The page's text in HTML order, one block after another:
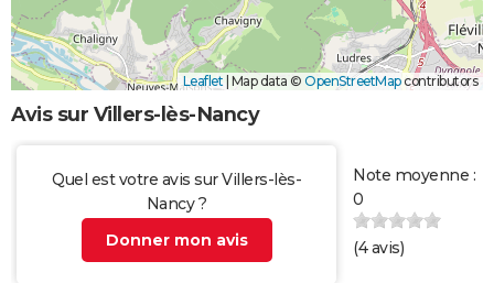
Leaflet Map data © OpenStreetMapcontributors
Avis sur Villers-lès-Nancy
Quel est votre avis sur Villers-lès-
Nancy ?
Donner mon avis
Note moyenne :
0
(4avis)